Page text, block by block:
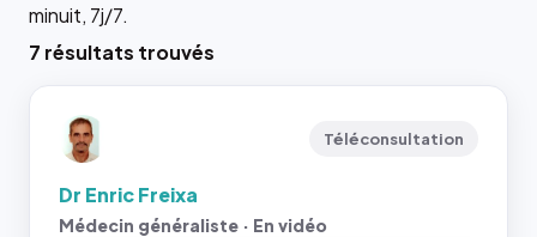
minuit, 7j/7.
7 résultats trouvés
Téléconsultation
Dr Enric Freixa
Médecin généraliste · En vidéo